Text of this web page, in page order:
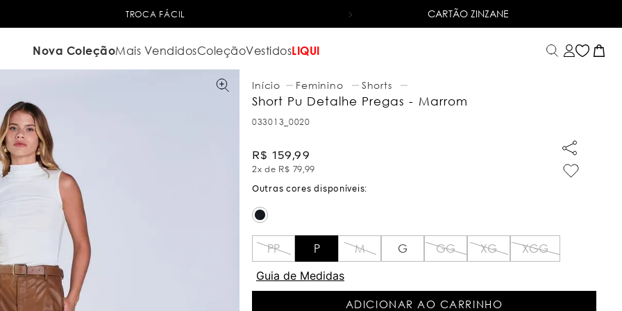
TROCA FÁCIL 6X SEM JUROSNO CARTÃO DE CRÉDITO
CARTÃO ZINZANE
Nova ColeçãoMais VendidosColeçãoVestidosLIQUI
Feminino Shorts
Short Pu Detalhe Pregas - Marrom
033013_0020
R$ 159,99
2x de R$ 79,99
PP P M G GG XG
XGG
Guia de Medidas
ADICIONAR AO CARRINHO